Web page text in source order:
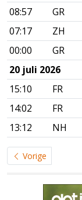
08:57
GR
07:17
ZH
00:00
GR
20 juli 2026
15:10
FR
14:02
FR
13:12
NH
Vorige